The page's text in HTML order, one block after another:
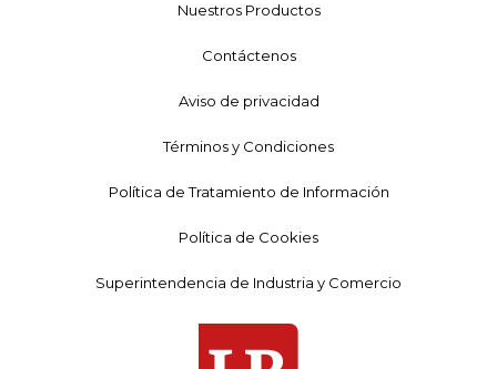
Nuestros Productos
Contáctenos
Aviso de privacidad
Términos y Condiciones
Política de Tratamiento de Información
Política de Cookies
Superintendencia de Industria y Comercio